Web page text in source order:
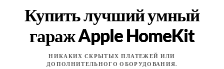
Купить лучший умный
гараж Apple HomeKit
НИКАКИХ СКРЫТЫХ ПЛАТЕЖЕЙ ИЛИ
ДОПОЛНИТЕЛЬНОГО ОБОРУДОВАНИЯ.